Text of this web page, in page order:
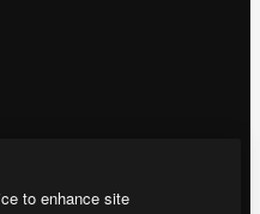
to enhance site